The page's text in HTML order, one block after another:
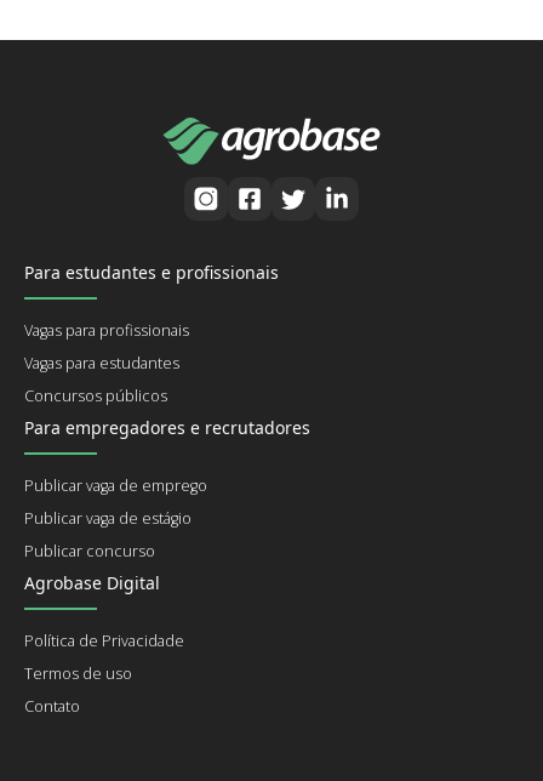
Para estudantes e profissionais
Vagas para profissionais
Vagas para estudantes
Concursos públicos
Para empregadores e recrutadores
Publicar vaga de emprego
Publicar vaga de estágio
Publicar concurso
Agrobase Digital
Política de Privacidade
Termos de uso
Contato